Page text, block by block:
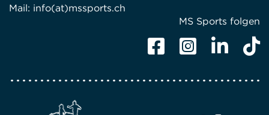
Mail: info(at)mssports.ch
MS Sports folgen